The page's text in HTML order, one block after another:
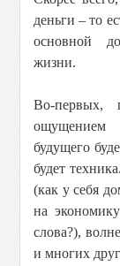
деньги – то
основной
жизни.
Во-первых,
ощущением
будущего
будет
(как у себя
на
слова?),
и многих